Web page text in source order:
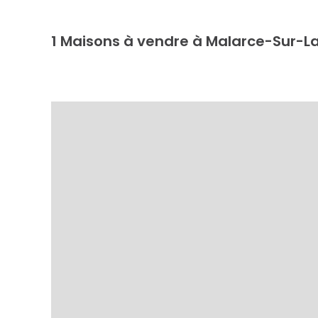
1 Maisons à vendre à Malarce-Sur-